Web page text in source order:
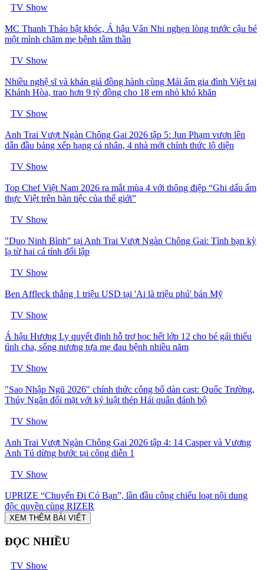
TV Show
MC Thanh Thảo bật khóc, Á hậu Vân Nhi nghẹn lòng trước cậu bé
một mình chăm mẹ bệnh tâm thần
TV Show
Nhiều nghệ sĩ và khán giả đồng hành cùng Mái ấm gia đình Việt tại
Khánh Hòa, trao hơn 9 tỷ đồng cho 18 em nhỏ khó khăn
TV Show
Anh Trai Vượt Ngàn Chông Gai 2026 tập 5: Jun Phạm vươn lên
dẫn đầu bảng xếp hạng cá nhân, 4 nhà mới chính thức lộ diện
TV Show
Top Chef Việt Nam 2026 ra mắt mùa 4 với thông điệp “Ghi dấu ẩm
thực Việt trên bàn tiệc của thế giới”
TV Show
"Duo Ninh Bình" tại Anh Trai Vượt Ngàn Chông Gai: Tình bạn kỳ
lạ từ hai cá tính đối lập
TV Show
Ben Affleck thắng 1 triệu USD tại 'Ai là triệu phú' bản Mỹ
TV Show
Á hậu Hương Ly quyết định hỗ trợ học hết lớp 12 cho bé gái thiếu
tình cha, sống nương tựa mẹ đau bệnh nhiều năm
TV Show
"Sao Nhập Ngũ 2026" chính thức công bố dàn cast: Quốc Trường,
Thúy Ngân đối mặt với kỷ luật thép Hải quân đánh bộ
TV Show
Anh Trai Vượt Ngàn Chông Gai 2026 tập 4: 14 Casper và Vương
Anh Tú dừng bước tại công diễn 1
TV Show
UPRIZE “Chuyến Đi Có Bạn”, lần đầu công chiếu loạt nội dung
độc quyền cùng RIZER
XEM THÊM BÀI VIẾT
ĐỌC NHIỀU
TV Show